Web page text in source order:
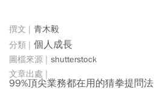
青木毅
個人成長
shutterstock
99%頂尖業務都在用的猜拳提問法